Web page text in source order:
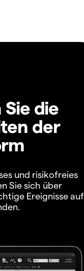
die
der
und risikofreies
Sie sich über
Ereignisse auf